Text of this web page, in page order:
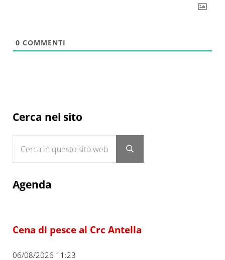
0 COMMENTI
Sidebar
Cerca nel sito
Submit search
Agenda
Cena di pesce al Crc Antella
06/08/2026 11:23